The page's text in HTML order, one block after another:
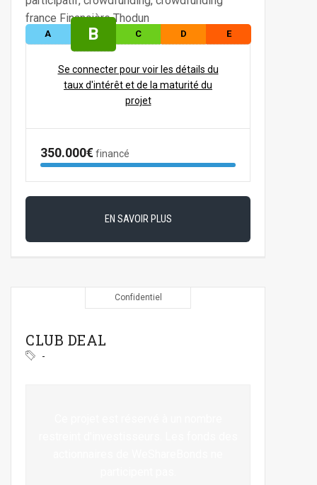
A B C D E
Se connecter pour voir les détails du
taux d'intérêt et de la maturité du
projet
350.000€financé
EN SAVOIR PLUS
Confidentiel
CLUB DEAL
-